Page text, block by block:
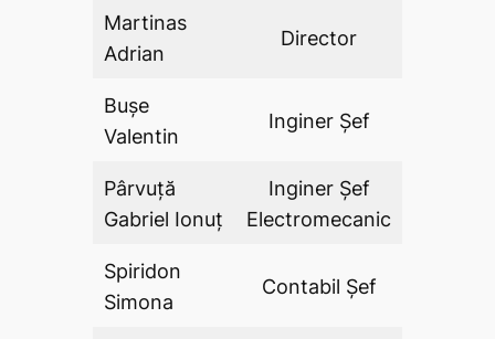
Martinas
Adrian
Director
Bușe
Valentin
Inginer Şef
Pârvuță
Gabriel Ionuț
Inginer Şef
Electromecanic
Spiridon
Simona
Contabil Şef